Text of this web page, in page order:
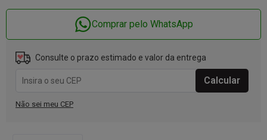
Comprar pelo WhatsApp
Consulte o prazo estimado e valor da entrega
Não sei meu CEP